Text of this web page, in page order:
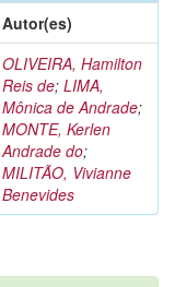
Autor(es)
OLIVEIRA, Hamilton
Reis de; LIMA,
Mônica de Andrade;
MONTE, Kerlen
Andrade do;
MILITÃO, Vivianne
Benevides